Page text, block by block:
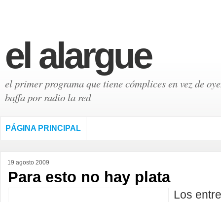
el alargue
el primer programa que tiene cómplices en vez de
baffa por radio la red
PÁGINA PRINCIPAL
19 agosto 2009
Para esto no hay plata
Los